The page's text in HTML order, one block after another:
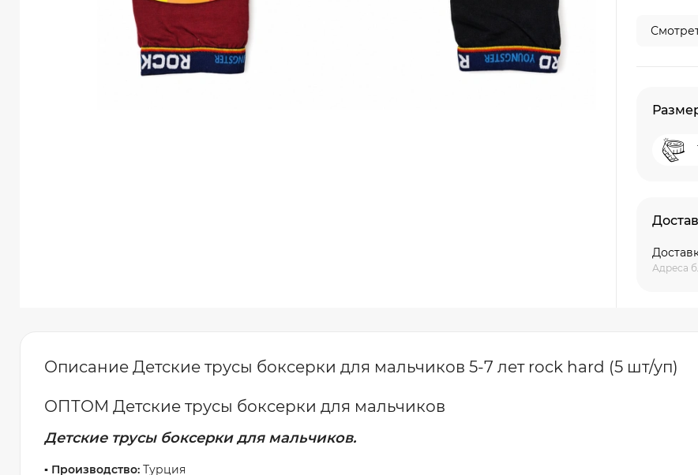
Адреса
Описание Детские трусы боксерки для мальчиков 5-7 лет rock hard (5 шт/уп)
ОПТОМ Детские трусы боксерки для мальчиков
Детские трусы боксерки для мальчиков.
▪️ Производство: Турция